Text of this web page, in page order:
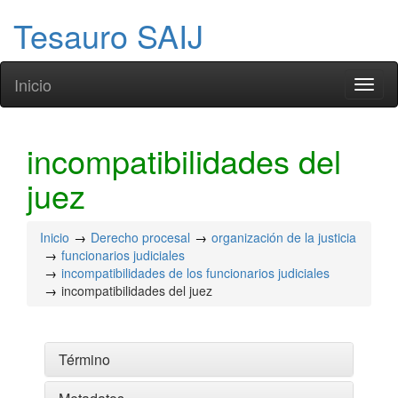
Tesauro SAIJ
Inicio
incompatibilidades del
juez
Inicio Derecho procesal
organización de la justicia
funcionarios judiciales
incompatibilidades de los funcionarios judiciales
incompatibilidades del juez
Término